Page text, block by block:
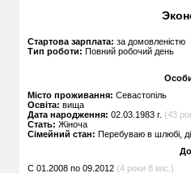
Стартова зарплата: за домовленістю
Тип роботи: Повний робочий день
Місто проживання: Севастопіль
Освіта: вища
Дата народження: 02.03.1983 г. (43
Стать: Жіноча
Сімейний стан: Перебуваю в шлюбі,
C 01.2008 по 09.2012 (4 роки 8 міс.)